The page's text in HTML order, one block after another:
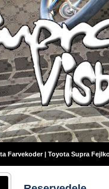
Farvekoder| Toyota Supra